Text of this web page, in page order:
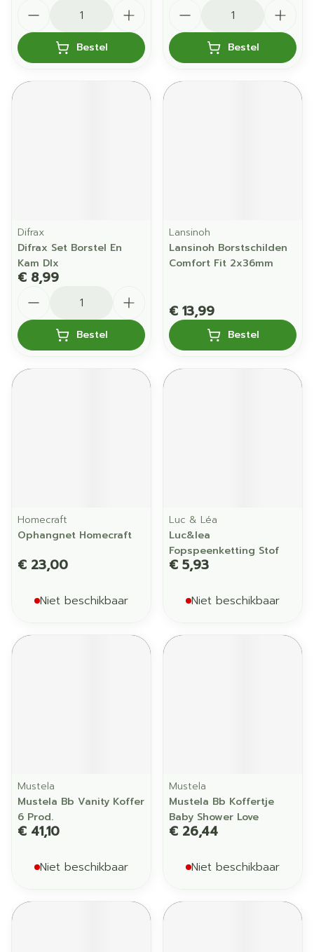
Bestel Bestel
Difrax
Difrax Set Borstel En
Kam Dlx
€ 8,99
Bestel
Lansinoh
Lansinoh Borstschilden
Comfort Fit 2x36mm
€ 13,99
Bestel
Homecraft
Ophangnet Homecraft
€ 23,00
Niet beschikbaar
Luc & Léa
Luc&lea
Fopspeenketting Stof
€ 5,93
Niet beschikbaar
Mustela
Mustela Bb Vanity Koffer
6 Prod.
€ 41,10
Niet beschikbaar
Mustela
Mustela Bb Koffertje
Baby Shower Love
€ 26,44
Niet beschikbaar